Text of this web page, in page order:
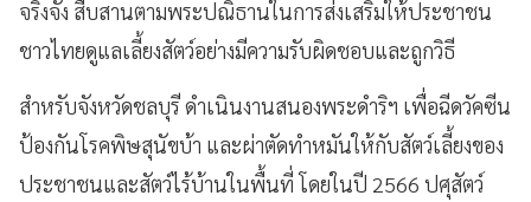
จริงจัง สืบสานตามพระปณิธานในการส่งเสริมให้ประชาชน
ชาวไทยดูแลเลี้ยงสัตว์อย่างมีความรับผิดชอบและถูกวิธี
สำหรับจังหวัดชลบุรี ดำเนินงานสนองพระดำริฯ เพื่อฉีดวัคซีน
ป้องกันโรคพิษสุนัขบ้า และผ่าตัดทำหมันให้กับสัตว์เลี้ยงของ
ประชาชนและสัตว์ไร้บ้านในพื้นที่ โดยในปี 2566 ปศุสัตว์